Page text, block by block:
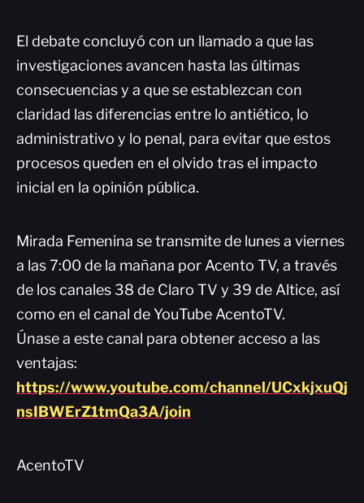
El debate concluyó con un llamado a que las
investigaciones avancen hasta las últimas
consecuencias y a que se establezcan con
claridad las diferencias entre lo antiético, lo
administrativo y lo penal, para evitar que estos
procesos queden en el olvido tras el impacto
inicial en la opinión pública.
Mirada Femenina se transmite de lunes a viernes
a las 7:00 de la mañana por Acento TV, a través
de los canales 38 de Claro TV y 39 de Altice, así
como en el canal de YouTube AcentoTV.
Únase a este canal para obtener acceso a las
ventajas:
https://www.youtube.com/channel/UCxkjxuQj
nsIBWErZ1tmQa3A/join
AcentoTV